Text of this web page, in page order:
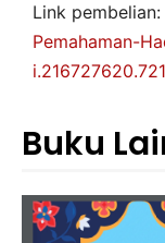
Link pembelian:
Pemahaman-
Buku